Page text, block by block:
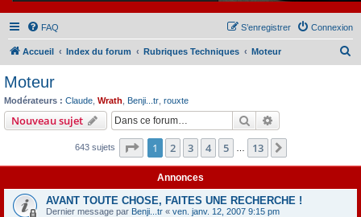
FAQ Connexion
S’enregistrer
Accueil Index du forum Rubriques Techniques Moteur
c
Moteur
Modérateurs : Claude Wrath Benji...tr rouxte
Nouveau sujet Rechercher
643 sujets Page 1sur13
1 2 3 4 5 13
Annonces
AVANT TOUTE CHOSE, FAITES UNE RECHERCHE !
Dernier message par Benji...tr « ven. janv. 12, 2007 9:15 pm